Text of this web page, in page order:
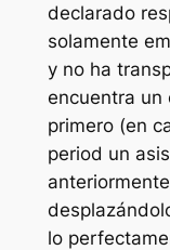
declarado
solamente
y no ha
encuentra un
primero (en
period un
lo